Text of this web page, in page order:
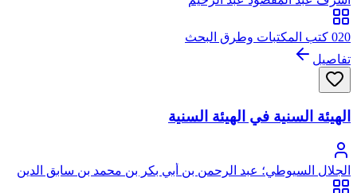
020 كتب المكتبات وطرق البحث
تفاصيل
الهيئة السنية في الهيئة السنية
الجلال السيوطي؛ عبد الرحمن بن أبي بكر بن محمد بن سابق الدين
الخضيري السيوطي، جلال الدين